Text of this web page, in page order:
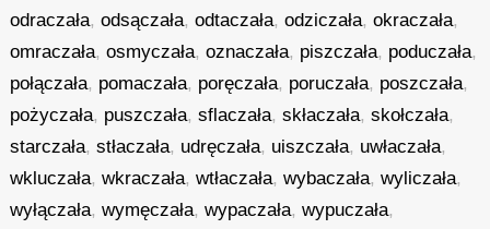
odraczała,odsączała,odtaczała,odziczała,okraczała,
omraczała,osmyczała,oznaczała, piszczała, poduczała,
połączała, pomaczała, poręczała, poruczała, poszczała,
pożyczała, puszczała,sflaczała,skłaczała,skołczała,
starczała,stłaczała, udręczała, uiszczała, uwłaczała,
wkluczała,wkraczała,wtłaczała,wybaczała,wyliczała,
wyłączała,wymęczała,wypaczała,wypuczała,